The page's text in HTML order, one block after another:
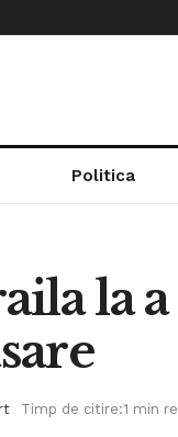
Politica
la
Timp de citire:1 min